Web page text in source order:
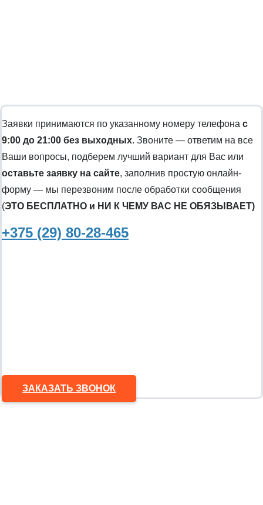
Заявки принимаются по указанному номеру телефона с
9:00 до 21:00 без выходных. Звоните — ответим на все
Ваши вопросы, подберем лучший вариант для Вас или
оставьте заявку на сайте, заполнив простую онлайн-
форму — мы перезвоним после обработки сообщения
(ЭТО БЕСПЛАТНО и НИ К ЧЕМУ ВАС НЕ ОБЯЗЫВАЕТ)
+375 (29) 80-28-465
ЗАКАЗАТЬ ЗВОНОК